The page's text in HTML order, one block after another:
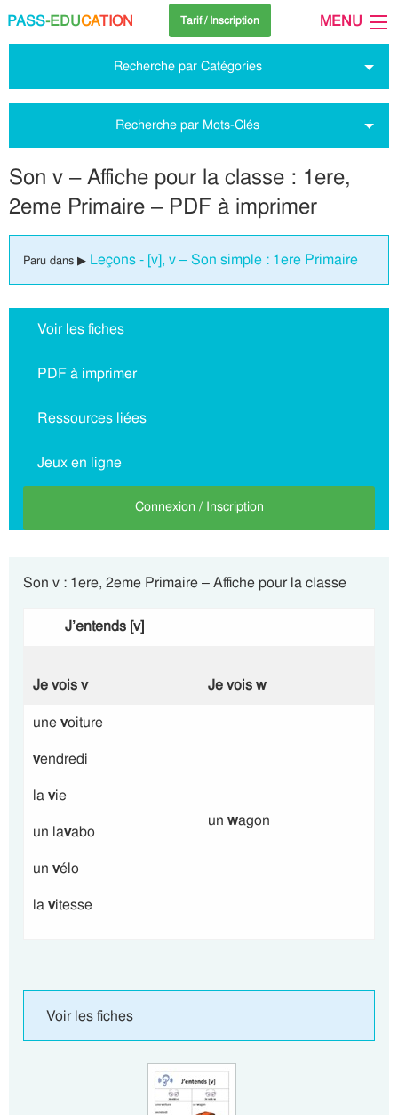
PASS-EDUCATION Tarif / Inscription MENU
Recherche par Catégories
Recherche par Mots-Clés
Son v – Affiche pour la classe : 1ere,
2eme Primaire – PDF à imprimer
Paru dans ▶ Leçons - [v], v – Son simple : 1ere Primaire
Voir les fiches
PDF à imprimer
Ressources liées
Jeux en ligne
Connexion / Inscription
Son v : 1ere, 2eme Primaire – Affiche pour la classe
J’entends [v]
Je voisv Je voisw
unevoiture
vendredi
lavie
un lavabo
un vélo
lavitesse
un wagon
Voir les fiches